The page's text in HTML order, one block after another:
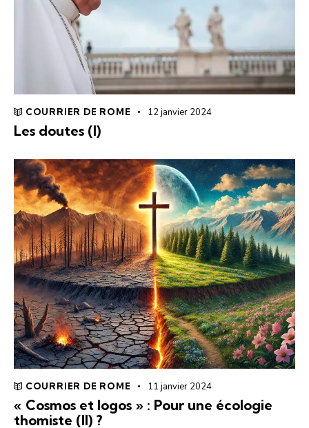
COURRIER DE ROME 12 janvier 2024
Les doutes (I)
COURRIER DE ROME 11 janvier 2024
« Cosmos et logos » : Pour une écologie
thomiste (II) ?